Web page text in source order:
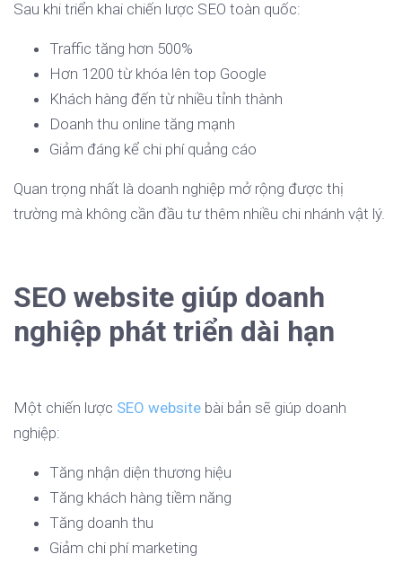
Sau khi triển khai chiến lược SEO toàn quốc:
Traffic tăng hơn 500%
Hơn 1200 từ khóa lên top Google
Khách hàng đến từ nhiều tỉnh thành
Doanh thu online tăng mạnh
Giảm đáng kể chi phí quảng cáo
Quan trọng nhất là doanh nghiệp mở rộng được thị
trường mà không cần đầu tư thêm nhiều chi nhánh vật lý.
SEO website giúp doanh
nghiệp phát triển dài hạn
Một chiến lược SEO website bài bản sẽ giúp doanh
nghiệp:
Tăng nhận diện thương hiệu
Tăng khách hàng tiềm năng
Tăng doanh thu
Giảm chi phí marketing